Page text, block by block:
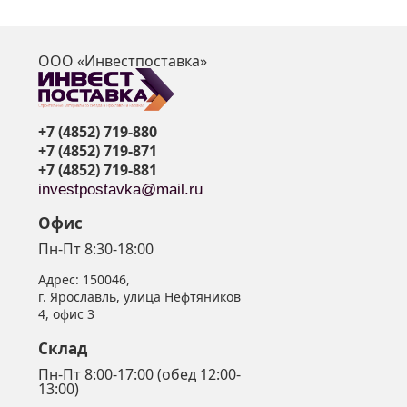
ООО «Инвестпоставка»
+7 (4852) 719-880
+7 (4852) 719-871
+7 (4852) 719-881
investpostavka@mail.ru
Офис
Пн-Пт 8:30-18:00
Адрес: 150046,
г. Ярославль, улица Нефтяников
4, офис 3
Склад
Пн-Пт 8:00-17:00 (обед 12:00-
13:00)